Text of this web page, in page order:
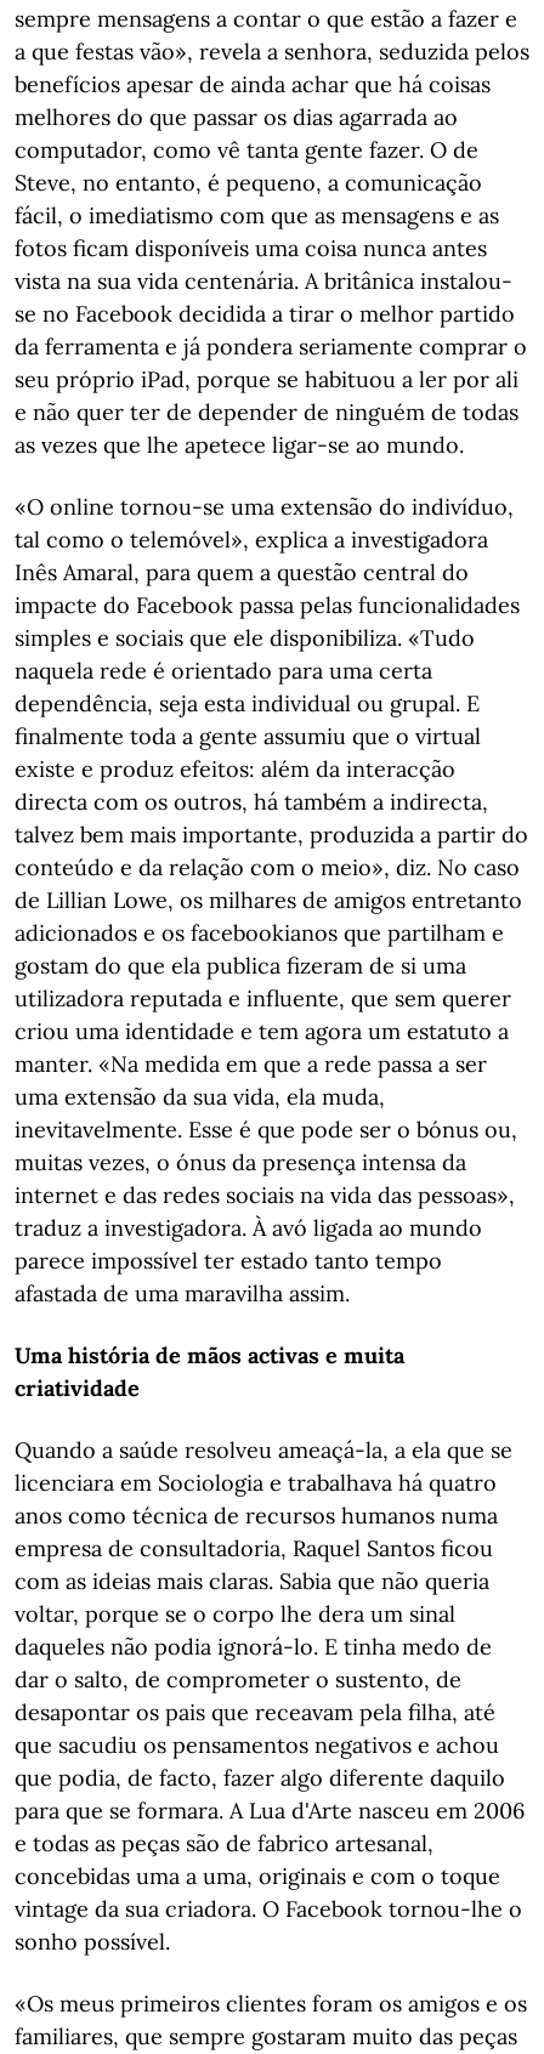
sempre mensagens a contar o que estão a fazer e
a que festas vão», revela a senhora, seduzida pelos
benefícios apesar de ainda achar que há coisas
melhores do que passar os dias agarrada ao
computador, como vê tanta gente fazer. O de
Steve, no entanto, é pequeno, a comunicação
fácil, o imediatismo com que as mensagens e as
fotos ficam disponíveis uma coisa nunca antes
vista na sua vida centenária. A britânica instalou-
se no Facebook decidida a tirar o melhor partido
da ferramenta e já pondera seriamente comprar o
seu próprio iPad, porque se habituou a ler por ali
e não quer ter de depender de ninguém de todas
as vezes que lhe apetece ligar-se ao mundo.
«O online tornou-se uma extensão do indivíduo,
tal como o telemóvel», explica a investigadora
Inês Amaral, para quem a questão central do
impacte do Facebook passa pelas funcionalidades
simples e sociais que ele disponibiliza. «Tudo
naquela rede é orientado para uma certa
dependência, seja esta individual ou grupal. E
finalmente toda a gente assumiu que o virtual
existe e produz efeitos: além da interacção
directa com os outros, há também a indirecta,
talvez bem mais importante, produzida a partir do
conteúdo e da relação com o meio», diz. No caso
de Lillian Lowe, os milhares de amigos entretanto
adicionados e os facebookianos que partilham e
gostam do que ela publica fizeram de si uma
utilizadora reputada e influente, que sem querer
criou uma identidade e tem agora um estatuto a
manter. «Na medida em que a rede passa a ser
uma extensão da sua vida, ela muda,
inevitavelmente. Esse é que pode ser o bónus ou,
muitas vezes, o ónus da presença intensa da
internet e das redes sociais na vida das pessoas»,
traduz a investigadora. À avó ligada ao mundo
parece impossível ter estado tanto tempo
afastada de uma maravilha assim.
Uma história de mãos activas e muita
criatividade
Quando a saúde resolveu ameaçá-la, a ela que se
licenciara em Sociologia e trabalhava há quatro
anos como técnica de recursos humanos numa
empresa de consultadoria, Raquel Santos ficou
com as ideias mais claras. Sabia que não queria
voltar, porque se o corpo lhe dera um sinal
daqueles não podia ignorá-lo. E tinha medo de
dar o salto, de comprometer o sustento, de
desapontar os pais que receavam pela filha, até
que sacudiu os pensamentos negativos e achou
que podia, de facto, fazer algo diferente daquilo
para que se formara. A Lua d'Arte nasceu em 2006
e todas as peças são de fabrico artesanal,
concebidas uma a uma, originais e com o toque
vintage da sua criadora. O Facebook tornou-lhe o
sonho possível.
«Os meus primeiros clientes foram os amigos e os
familiares, que sempre gostaram muito das peças